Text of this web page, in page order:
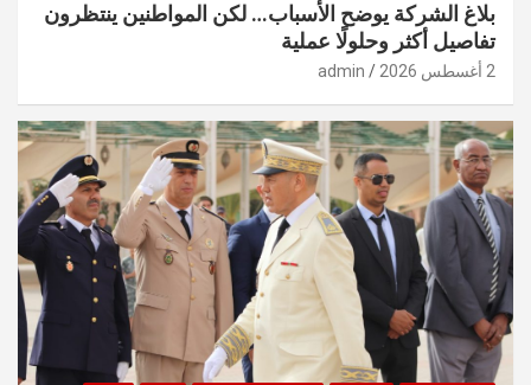
بلاغ الشركة يوضح الأسباب… لكن المواطنين ينتظرون
تفاصيل أكثر وحلولًا عملية
2 أغسطس 2026 admin